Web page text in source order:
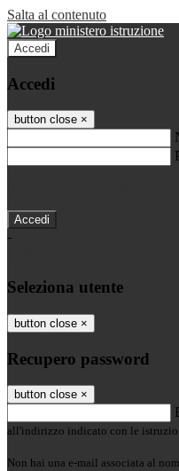
Salta al contenuto
Accedi
Accedi
button close ×
-
Seleziona utente
button close ×
Recupero password
button close ×
all'indirizzo indicato con le
Non hai una e-mail associata al